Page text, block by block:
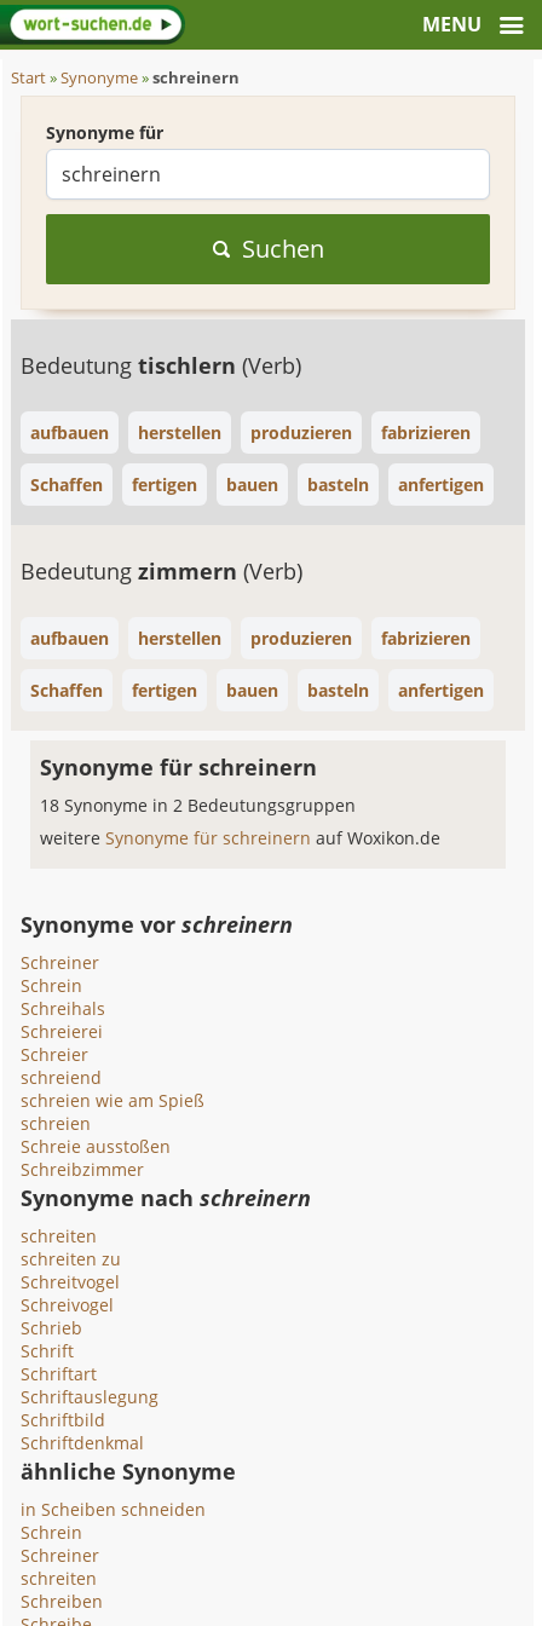
Start»Synonyme»schreinern
Synonyme für
Suchen
Bedeutungtischlern(Verb)
aufbauen herstellen produzieren fabrizieren
Schaffen fertigen bauen basteln anfertigen
Bedeutungzimmern(Verb)
aufbauen herstellen produzieren fabrizieren
Schaffen fertigen bauen basteln anfertigen
Synonyme für schreinern
18 Synonyme in 2 Bedeutungsgruppen
weitereSynonyme für schreinernauf Woxikon.de
Synonyme vorschreinern
Schreiner
Schrein
Schreihals
Schreierei
Schreier
schreiend
schreien wie am Spieß
schreien
Schreie ausstoßen
Schreibzimmer
Synonyme nachschreinern
schreiten
schreiten zu
Schreitvogel
Schreivogel
Schrieb
Schrift
Schriftart
Schriftauslegung
Schriftbild
Schriftdenkmal
ähnliche Synonyme
in Scheiben schneiden
Schrein
Schreiner
schreiten
Schreiben